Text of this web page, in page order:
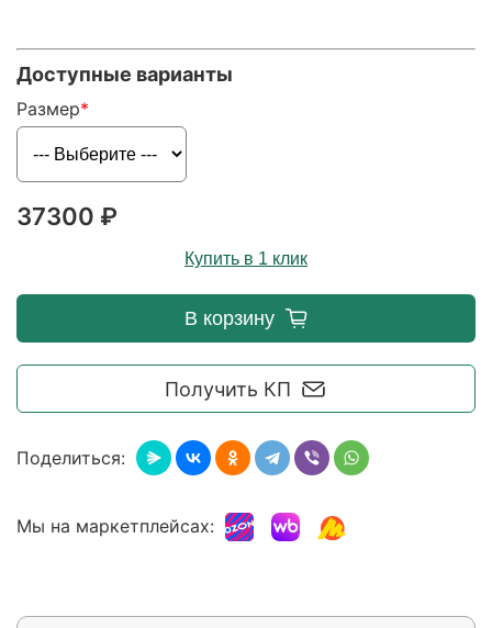
Доступные варианты
Размер
37300 ₽
Купить в 1 клик
Получить КП
В корзину
Поделиться:
Мы на маркетплейсах: